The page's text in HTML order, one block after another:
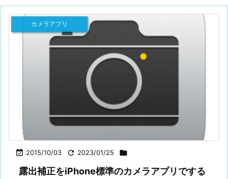
 2015/10/03  2023/01/25 
カメラアプリ
露出補正をiPhone標準のカメラアプリでする